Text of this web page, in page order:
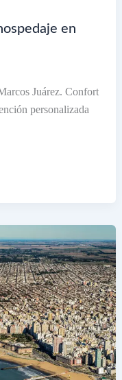
en
Juárez. Confort
personalizada